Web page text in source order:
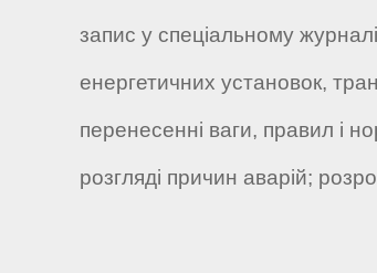
запис у спеціальному
енергетичних установок,
перенесенні ваги, правил і
розгляді причин аварій;